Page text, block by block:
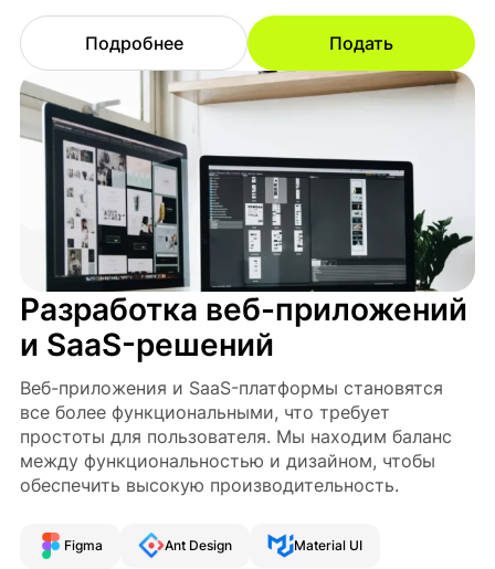
Подать
Подробнее
Разработка веб-приложений
и SaaS-решений
Веб-приложения и SaaS-платформы становятся
все более функциональными, что требует
простоты для пользователя. Мы находим баланс
между функциональностью и дизайном, чтобы
обеспечить высокую производительность.
Figma Ant Design Material UI